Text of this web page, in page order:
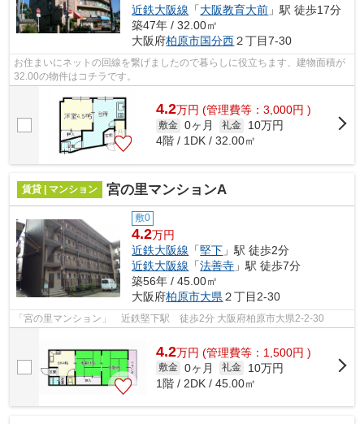
近鉄大阪線 「大阪教育大前 」駅 徒歩17分
築47年 / 32.00㎡
大阪府柏原市国分西２丁目7-30
お住まいにネットの回線を繋げましたので暮らしに役立ちます、建物面積が
32.00の物件はコチラです。
4.2万円 (管理費等：3,000円 )
敷金 0ヶ月 礼金
10万円
4階 / 1DK / 32.00㎡
賃貸 | マンション 宮の里マンションA
敷0
4.2万円
近鉄大阪線 「堅下 」駅 徒歩2分
近鉄大阪線 「法善寺 」駅 徒歩7分
築56年 / 45.00㎡
大阪府柏原市大県２丁目2-30
「宮の里マンション」 近鉄堅下駅 徒歩2分 大阪府柏原市大県2-2-30
4.2万円 (管理費等：1,500円 )
敷金 0ヶ月 礼金
10万円
1階 / 2DK / 45.00㎡